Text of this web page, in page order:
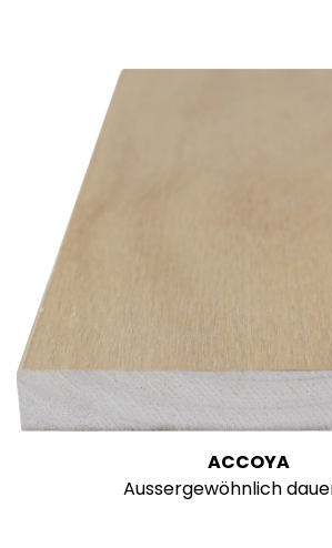
ACCOYA
Aussergewöhnlich